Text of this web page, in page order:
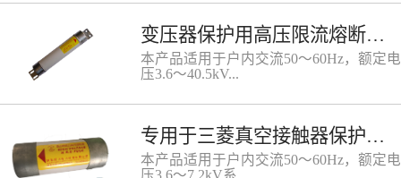
所对应的曲线或靠近这点右边的曲线即是
所使用的熔断器，熔断器额定电流应大于
1.3倍电动机的满载电流。
基本参数产品型号等同型号额定电压(kV)
熔体额定电流(A)标准尺寸额定开断电流
(kA)L(mm)φA(mm）XRNT3A-
7.2SDODJ7.23.15、6.3、10、16、20、
25、31.5、40192φ5150SEODJ50、63、
80φ66SFODJ100、125φ76SXODJ160、
100φ66SFLDJ125、160φ76SXLDJ200、
250、315φ88SEMDJ100、
125442φ66SFMDJ160、
动机、变压器的过载或短路保护。基本参
数
变压器保护用高压限流熔断器（符合英国BS标准）
本产品适用于户内交流50～60Hz，额定电
压3.6～40.5kV...
空接触器配合使用，作为电力变压器及其
他电力设备短路和过载的保护元件，因为
母线式安装，因此熔断器温升较低。型号
专用于三菱真空接触器保护用高压限流熔断器
本产品适用于户内交流50～60Hz，额定电